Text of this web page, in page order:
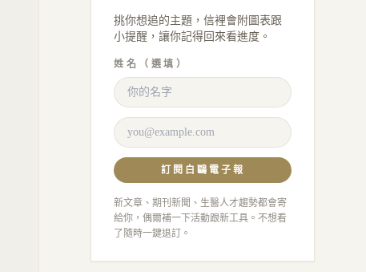
挑你想追的主題，信裡會附圖表跟
小提醒，讓你記得回來看進度。
姓名（選填）
訂閱白鷗電子報
新文章、期刊新聞、生醫人才趨勢都會寄
給你，偶爾補一下活動跟新工具。不想看
了隨時一鍵退訂。